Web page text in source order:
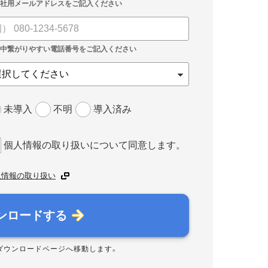
未導入 不明 導入済み
個人情報の取り扱いについて同意します。
報の取り扱い
ロードする
ウンロードページへ移動します。